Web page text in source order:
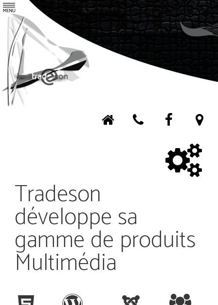
Tradeson
Agence
Contact
Nos services
Nos réalisations
Tradeson
développe sa
gamme de produits
Multimédia